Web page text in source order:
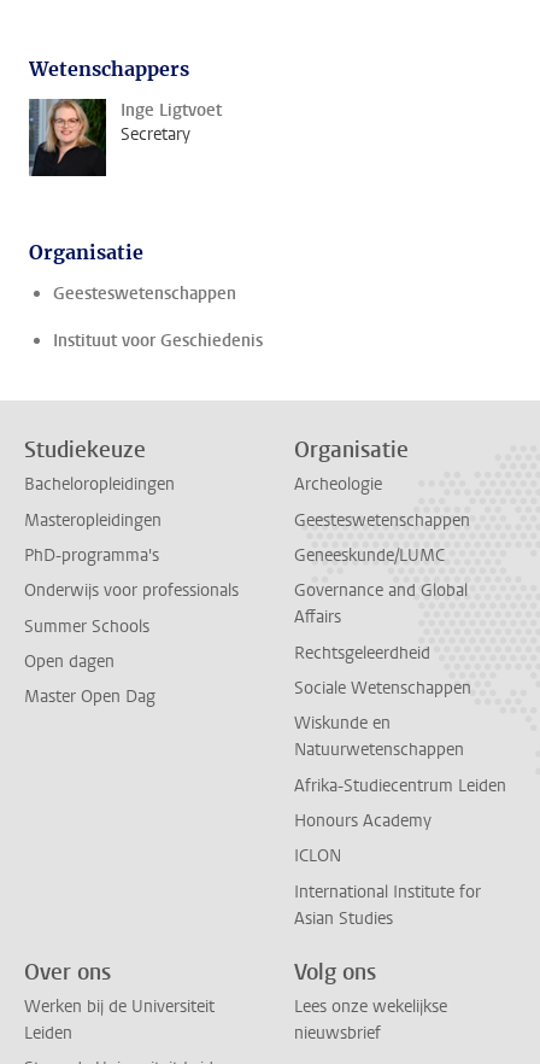
Wetenschappers
Inge Ligtvoet
Secretary
Organisatie
Geesteswetenschappen
Instituut voor Geschiedenis
Studiekeuze
Bacheloropleidingen
Masteropleidingen
PhD-programma's
Onderwijs voor professionals
Summer Schools
Open dagen
Master Open Dag
Organisatie
Archeologie
Geesteswetenschappen
Geneeskunde/LUMC
Governance and Global
Affairs
Rechtsgeleerdheid
Sociale Wetenschappen
Wiskunde en
Natuurwetenschappen
Afrika-Studiecentrum Leiden
Honours Academy
ICLON
International Institute for
Asian Studies
Over ons
Werken bij de Universiteit
Leiden
Volg ons
Lees onze wekelijkse
nieuwsbrief